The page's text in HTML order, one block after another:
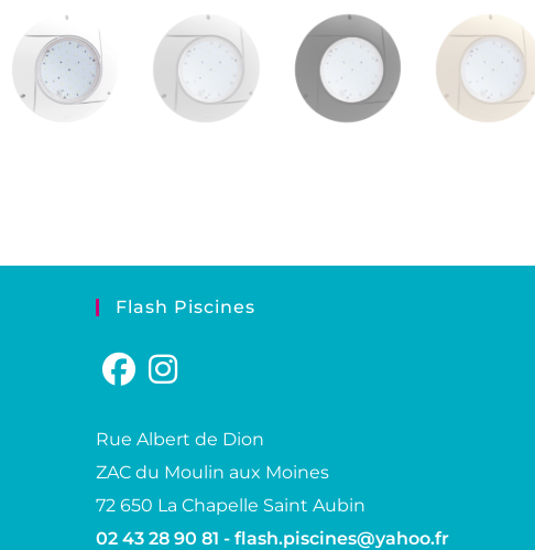
Flash Piscines
Rue Albert de Dion
ZAC du Moulin aux Moines
72 650 La Chapelle Saint Aubin
02 43 28 90 81 - flash.piscines@yahoo.fr